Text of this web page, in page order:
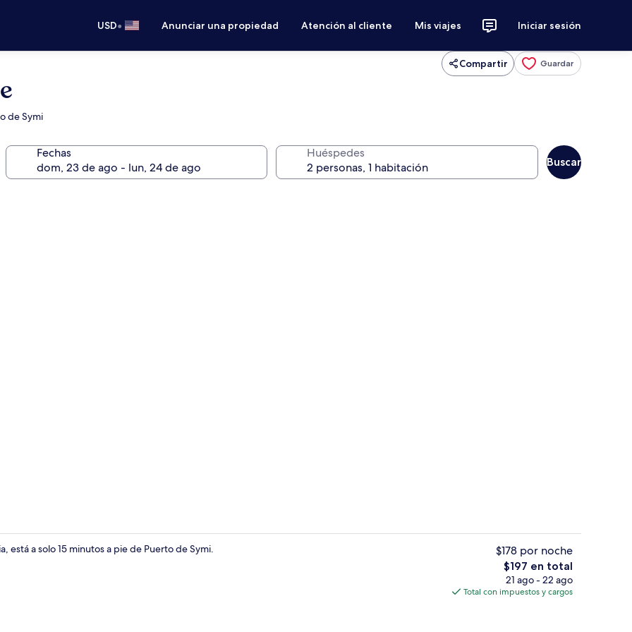
USD• Anunciar una propiedad Atención al cliente Mis viajes Iniciar sesión
Compartir Guardar
de Symi
Fechas Huéspedes
Buscar
Wifi gratis, decoración
está a solo 15 minutos a pie de Puerto de Symi. $178 por noche
El
precio
total
$197 en total
21 ago - 22 ago
Total con impuestos y cargos